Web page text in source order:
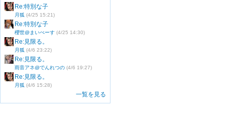
Re:特別な子
月狐 (4/25 15:21)
Re:特別な子
櫻世@まいぺーす (4/25 14:30)
Re:見限る。
月狐 (4/6 23:22)
Re:見限る。
雨音アネ@でんれつの (4/6 19:27)
Re:見限る。
月狐 (4/6 15:28)
一覧を見る